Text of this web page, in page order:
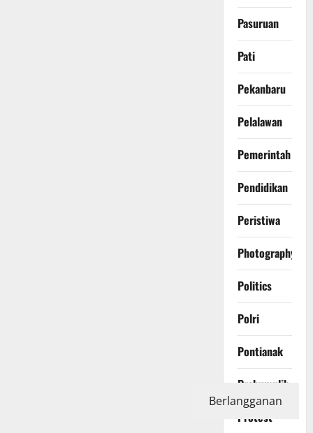
Pasuruan
Pati
Pekanbaru
Pelalawan
Pemerintah
Pendidikan
Peristiwa
Photography
Politics
Polri
Pontianak
Prabumulih
Protest
Berlangganan